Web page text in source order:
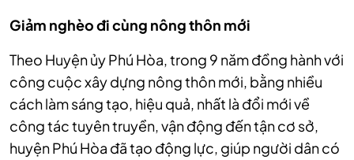
Giảm nghèo đi cùng nông thôn mới
Theo Huyện ủy Phú Hòa, trong 9 năm đồng hành với
công cuộc xây dựng nông thôn mới, bằng nhiều
cách làm sáng tạo, hiệu quả, nhất là đổi mới về
công tác tuyên truyền, vận động đến tận cơ sở,
huyện Phú Hòa đã tạo động lực, giúp người dân có